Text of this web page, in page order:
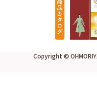
Copyright ©